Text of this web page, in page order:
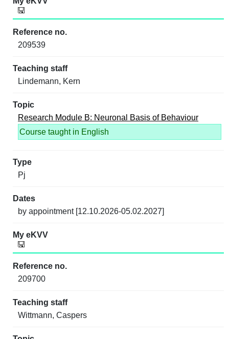
209539
Lindemann, Kern
Research Module B: Neuronal Basis of Behaviour
Course taught in English
Pj
by appointment [12.10.2026-05.02.2027]
209700
Wittmann, Caspers